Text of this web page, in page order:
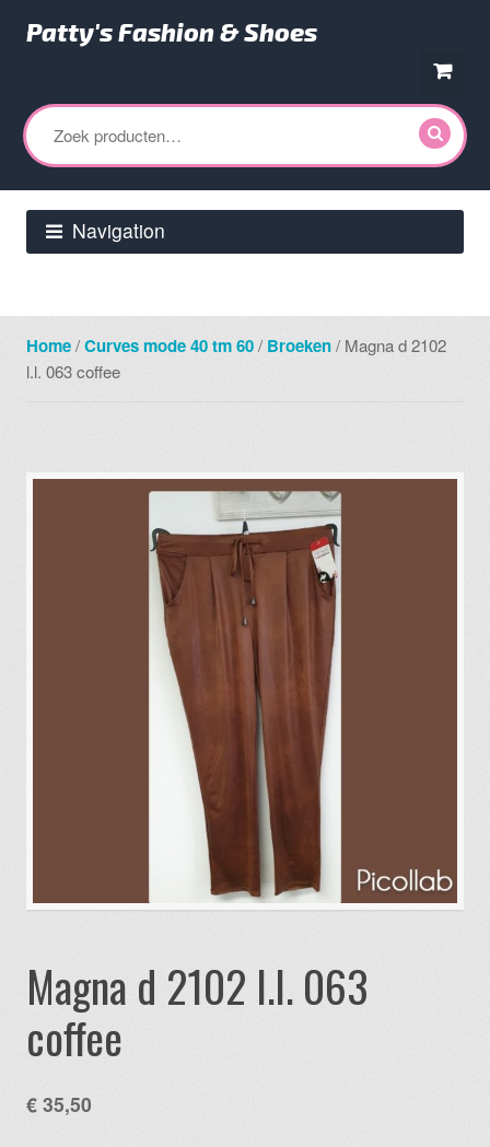
naar
navigatie
naar
de
inhoud
Patty's Fashion & Shoes
Zoeken
naar:
Navigation
Home/Curves mode 40 tm 60/ Broeken/ Magna d 2102
l.l. 063 coffee
Magna d 2102 l.l. 063
coffee
€ 35,50